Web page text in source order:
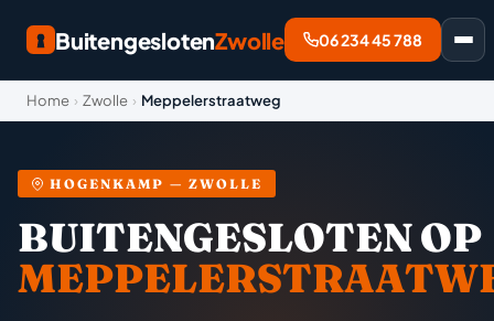
BuitengeslotenZwolle 06 234 45 788
Home › Zwolle › Meppelerstraatweg
HOGENKAMP — ZWOLLE
BUITENGESLOTEN OP